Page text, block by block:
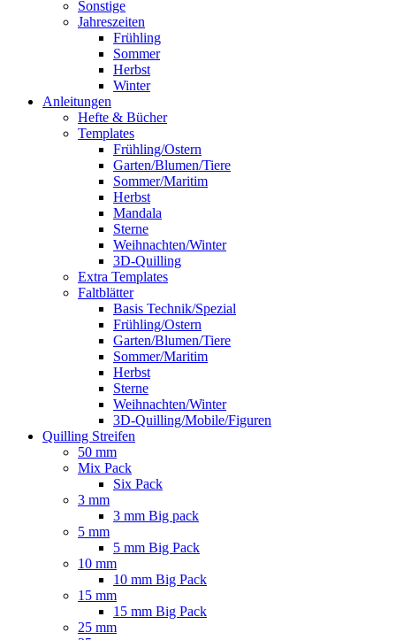
Sonstige
Jahreszeiten
Frühling
Sommer
Herbst
Winter
Anleitungen
Hefte & Bücher
Templates
Frühling/Ostern
Garten/Blumen/Tiere
Sommer/Maritim
Herbst
Mandala
Sterne
Weihnachten/Winter
3D-Quilling
Extra Templates
Faltblätter
Basis Technik/Spezial
Frühling/Ostern
Garten/Blumen/Tiere
Sommer/Maritim
Herbst
Sterne
Weihnachten/Winter
3D-Quilling/Mobile/Figuren
Quilling Streifen
50 mm
Mix Pack
Six Pack
3 mm
3 mm Big pack
5 mm
5 mm Big Pack
10 mm
10 mm Big Pack
15 mm
15 mm Big Pack
25 mm